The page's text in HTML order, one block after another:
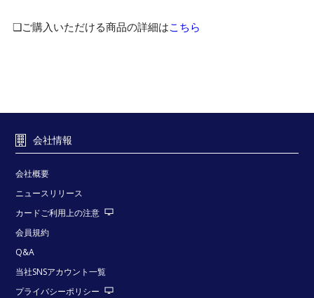
❏ご購入いただける商品の詳細はこちら
会社情報
会社概要
ニュースリリース
カードご利用上の注意
会員規約
Q&A
当社SNSアカウント一覧
プライバシーポリシー